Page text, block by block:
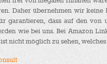
Daher übernehmen wir keine
garantieren, dass auf den von
wie bei uns. Bei Amazon
nicht möglich zu sehen,